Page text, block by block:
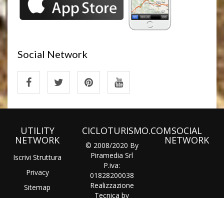
Social Network
UTILITY
NETWORK
Iscrivi Struttura
Privacy
Sitemap
CICLOTURISMO.COM
© 2008/2020 By
Piramedia Srl
P.iva:
01828200038
Realizzazione
Tecnica by
SOCIAL
NETWORK